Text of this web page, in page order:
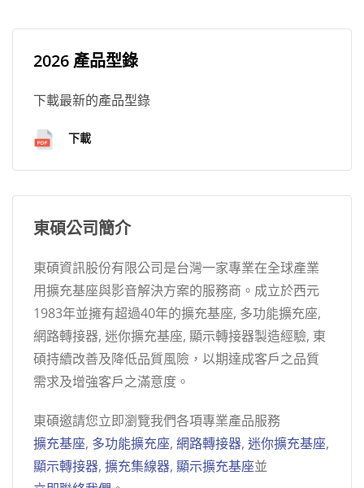
2026 產品型錄
下載最新的產品型錄
下載
東碩公司簡介
東碩資訊股份有限公司是台灣一家專業在全球產業
用擴充基座與影音解決方案的服務商。成立於西元
1983年並擁有超過40年的擴充基座, 多功能擴充座,
網路轉接器, 迷你擴充基座, 顯示轉接器製造經驗, 東
碩持續改善及降低品質風險，以期達成客戶之品質
需求及增強客戶之滿意度。
東碩邀請您立即瀏覽我們各項專業產品服務
擴充基座, 多功能擴充座, 網路轉接器, 迷你擴充基座,
顯示轉接器, 擴充集線器, 顯示擴充基座並